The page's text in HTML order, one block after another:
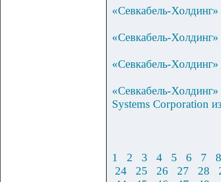
«Севкабель-Холдинг»
«Севкабель-
«Севкабель-
«Севкабель-
Systems Corporation
1 2 3 4 5 6 7
8
24
25 26 27 28